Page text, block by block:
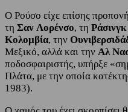
Ο Ρούσο είχε επίσης
τη Σαν Λορένσο, τη
Κολομβία, την
Μεξικό, αλλά και την Αλ
ποδοσφαιριστής, υπήρξε
Πλάτα, με την οποία
1983).